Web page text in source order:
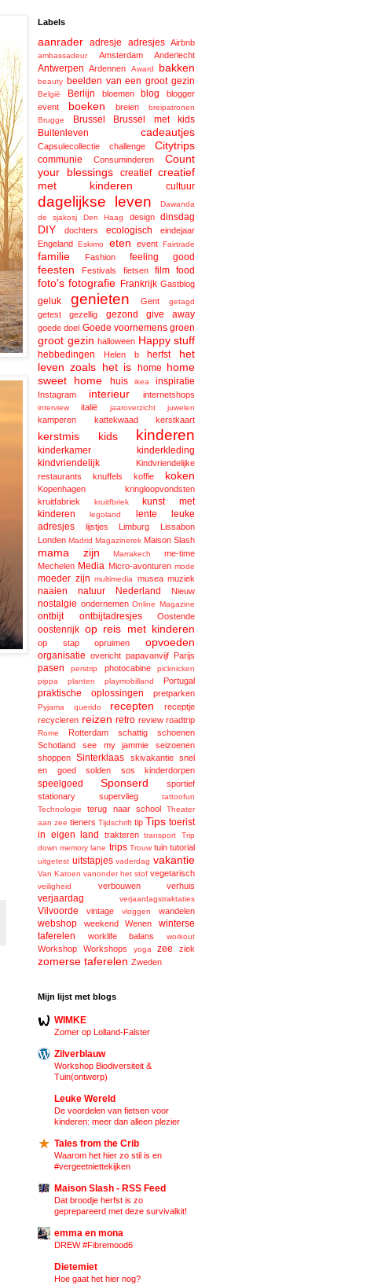
Labels
aanrader adresje adresjes Airbnb
ambassadeur Amsterdam Anderlecht
Antwerpen Ardennen Award bakken
beauty beelden van een groot gezin
België Berlijn bloemen blog
blogger
event
boeken breien
breipatronen
Brugge
Brussel
Brussel met kids
Buitenleven
cadeautjes
Capsulecollectie challenge Citytrips
communie Consuminderen
Count
your blessings
creatief creatief
met kinderen
cultuur
dagelijkse leven
Dawanda
de sjakosj
Den Haag design dinsdag
DIY dochters ecologisch
eindejaar
Engeland
Eskimo eten event Fairtrade
familie Fashion feeling good
feesten Festivals fietsen film food
foto's fotografie Frankrijk Gastblog
geluk genieten Gent getagd
getest gezellig gezond give away
goede doel Goede voornemens groen
groot gezin halloween Happy stuff
hebbedingen Helen b herfst
het
leven zoals het is
home home
sweet home
huis ikea inspiratie
Instagram interieur internetshops
interview italië jaaroverzicht juwelen
kamperen kattekwaad kerstkaart
kerstmis kids kinderen
kinderkamer
kinderkleding
kindvriendelijk
Kindvriendelijke
restaurants
knuffels koffie koken
Kopenhagen
kringloopvondsten
kruitfabriek
kruitfbriek
kunst met
kinderen
legoland lente
leuke
adresjes
lijstjes Limburg
Lissabon
Londen Madrid Magazinerek Maison Slash
mama zijn Marrakech
me-time
Mechelen Media Micro-avonturen mode
moeder zijn multimedia musea muziek
naaien natuur Nederland Nieuw
nostalgie ondernemen Online Magazine
ontbijt ontbijtadresjes Oostende
oostenrijk op reis met kinderen
op stap opruimen opvoeden
organisatie overicht papavanvijf Parijs
pasen perstrip photocabine
picknicken
pippa
planten playmobilland Portugal
praktische oplossingen pretparken
Pyjama querido recepten
receptje
recycleren reizen retro review roadtrip
Rome Rotterdam schattig
schoenen
Schotland
see my jammie
seizoenen
shoppen
Sinterklaas skivakantie
snel
en goed
solden sos kinderdorpen
speelgoed Sponserd
sportief
stationary
supervlieg
tattoofun
Technologie
terug naar school
Theater
aan zee tieners Tijdschrift tip Tips toerist
in eigen land
trakteren transport
Trip
down memory lane trips Trouw tuin tutorial
uitgetest uitstapjes vaderdag vakantie
Van Katoen vanonder het stof vegetarisch
veiligheid verbouwen verhuis
verjaardag verjaardagstraktaties
Vilvoorde vintage vloggen wandelen
webshop weekend Wenen
winterse
taferelen
worklife balans workout
Workshop Workshops yoga zee ziek
zomerse taferelen Zweden
Mijn lijst met blogs
WIMKE
Zomer op Lolland-Falster
Zilverblauw
Workshop Biodiversiteit &
Tuin(ontwerp)
Leuke Wereld
De voordelen van fietsen voor
kinderen: meer dan alleen plezier
Tales from the Crib
Waarom het hier zo stil is en
#vergeetniettekijken
Maison Slash - RSS Feed
Dat broodje herfst is zo
geprepareerd met deze survivalkit!
emma en mona
DREW #Fibremood6
Dietemiet
Hoe gaat het hier nog?